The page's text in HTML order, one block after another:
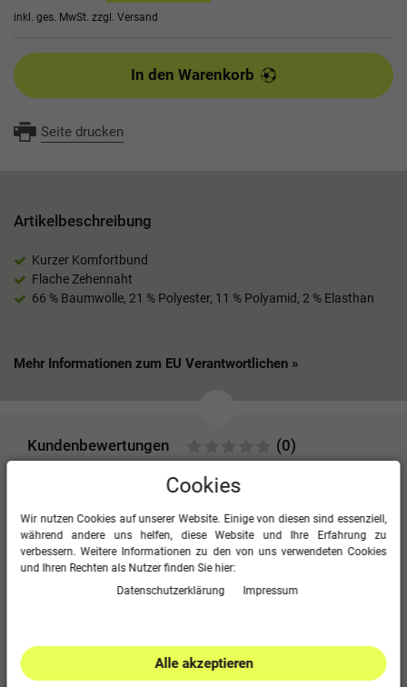
inkl. ges. MwSt. zzgl. Versand
In den Warenkorb
Seite drucken
Artikelbeschreibung
Kurzer Komfortbund
Flache Zehennaht
66 % Baumwolle, 21 % Polyester, 11 % Polyamid, 2 % Elasthan
Mehr Informationen zum EU Verantwortlichen »
Kundenbewertungen (0)
Für diesen Artikel erfolgte leider noch keine
5
0
4
0
Cookies
Wir nutzen Cookies auf unserer Website. Einige von diesen sind essenziell,
während andere uns helfen, diese Website und Ihre Erfahrung zu
verbessern. Weitere Informationen zu den von uns verwendeten Cookies
und Ihren Rechten als Nutzer finden Sie hier:
Daten­schutz­erklärung
Impressum
Alle akzeptieren